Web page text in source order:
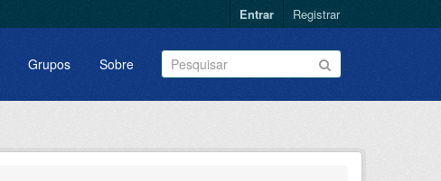
Entrar Registrar
Grupos Sobre